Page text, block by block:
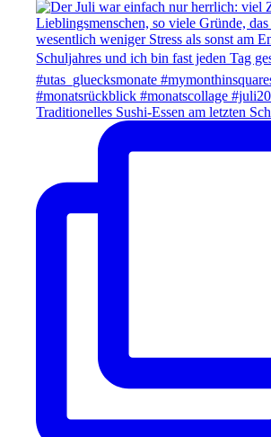
Traditionelles Sushi-Essen am letzten